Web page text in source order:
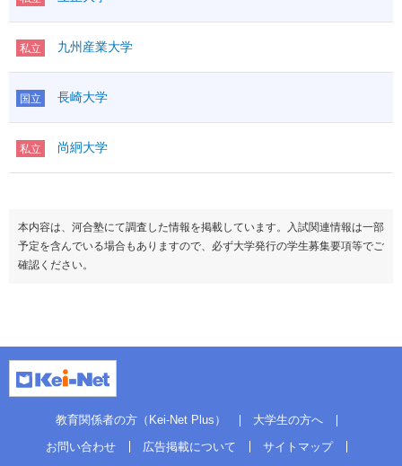
私立 九州産業大学
国立 長崎大学
私立 尚絅大学
本内容は、河合塾にて調査した情報を掲載しています。入試関連情報は一部
予定を含んでいる場合もありますので、必ず大学発行の学生募集要項等でご
確認ください。
教育関係者の方（Kei-Net Plus）
大学生の方へ
お問い合わせ
広告掲載について サイトマップ